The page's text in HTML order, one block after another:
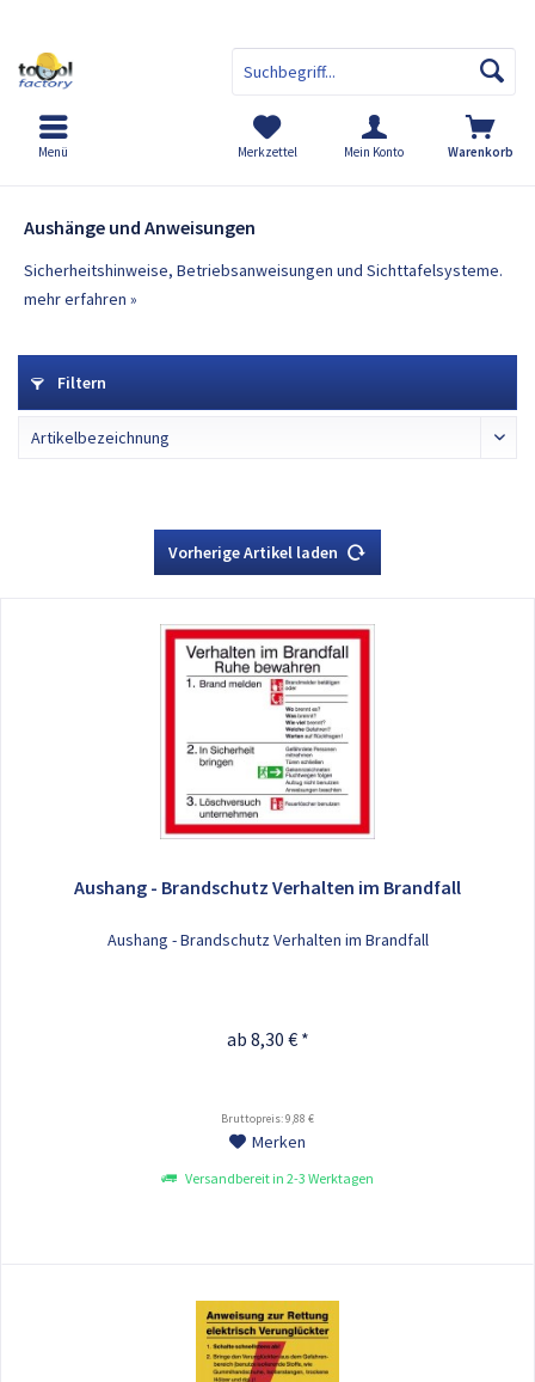
Warenkorb
Merkzettel Mein Konto
Menü
Aushänge und Anweisungen
Sicherheitshinweise, Betriebsanweisungen und Sichttafelsysteme.
mehr erfahren »
Filtern
Vorherige Artikel laden
Aushang - Brandschutz Verhalten im Brandfall
Aushang - Brandschutz Verhalten im Brandfall
ab 8,30 € *
Bruttopreis: 9,88 €
Merken
Versandbereit in 2-3 Werktagen